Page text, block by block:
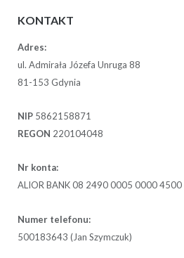
KONTAKT
Adres:
ul. Admirała Józefa Unruga 88
81-153 Gdynia
NIP 5862158871
REGON 220104048
Nr konta:
ALIOR BANK 08 2490 0005 0000
Numer telefonu:
500183643 (Jan Szymczuk)